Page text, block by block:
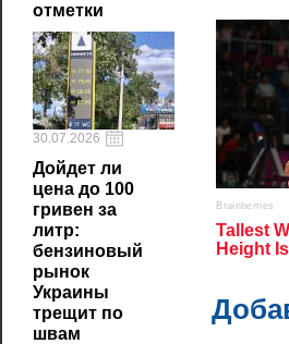
отметки
30.07.2026
Дойдет ли
цена до 100
гривен за
литр:
бензиновый
рынок
Украины
трещит по
швам